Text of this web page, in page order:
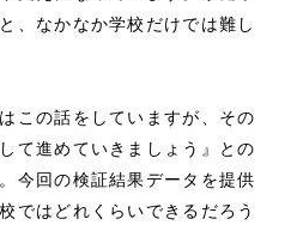
、なかなか学校だけでは難し
この話をしていますが、その
て進めていきましょう』との
今回の検証結果データを提供
ではどれくらいできるだろう